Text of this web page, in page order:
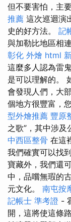
但不要害怕，主
推薦 這次巡迴演
史的好方法。 記
與加勒比地區相
彰化 外燴 html
這麼多人認為雷
是可以理解的。
會發現人們，大
個地方很豐富，
型外燴推薦 豐原
之歌”，其中涉及
中西區整骨 在這
我們確實可以找
寶藏外，我們還
中，品嚐無瑕的
元文化。 南屯按
記帳士 準考證 -
開，這將使這條